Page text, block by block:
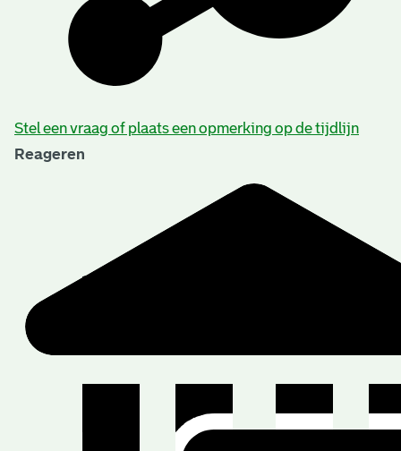
Beschrijving van de series en archiefbestanddelen
Stel een vraag of plaats een opmerking op de tijdlijn
Reageren